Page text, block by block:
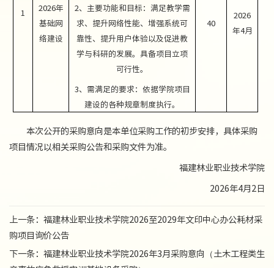
1 2026年
基础网
络建设
2、主要功能和目标：满足教学需
求、提升网络性能、增强系统可
靠性、提升用户体验以及促进教
学与科研的发展。具备项目立项
可行性。
3、需满足的要求：依据学院项目
建设的各种规章制度执行。
40
2026
年4月
本次公开的采购意向是本单位采购工作的初步安排，具体采购
项目情况以相关采购公告和采购文件为准。
福建林业职业技术学院
2026年4月2日
上一条： 福建林业职业技术学院2026至2029年文印中心办公耗材采
购项目询价公告
下一条： 福建林业职业技术学院2026年3月采购意向（土木工程类生